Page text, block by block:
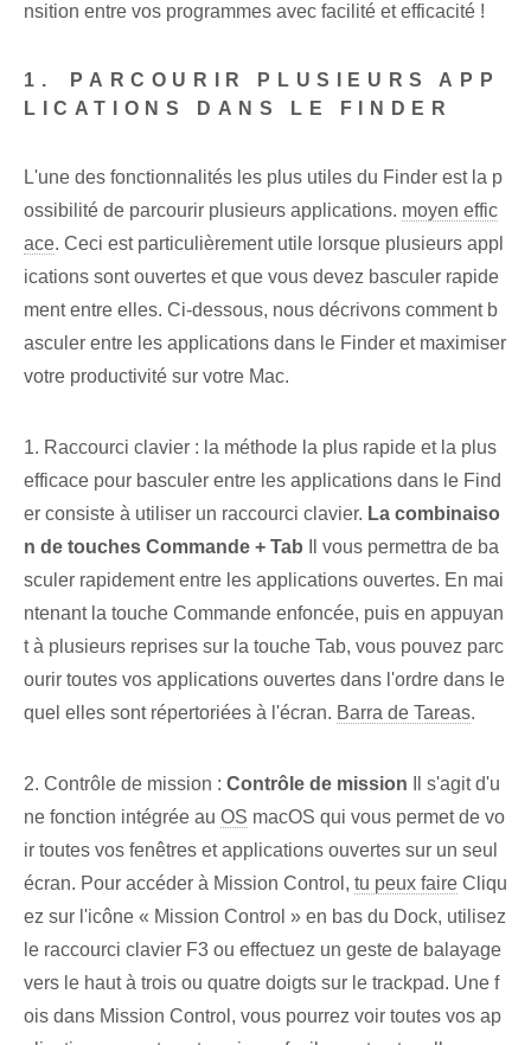
nsition entre vos programmes avec facilité et efficacité !
1. ⁤PARCOURIR PLUSIEURS‌ APP
LICATIONS DANS LE FINDER
L'une des fonctionnalités les plus utiles du Finder est la p
ossibilité de parcourir plusieurs applications. moyen effic
ace. Ceci est particulièrement utile lorsque plusieurs appl
ications sont ouvertes et que vous devez basculer rapide
ment entre elles. Ci-dessous, nous décrivons comment b
asculer entre les applications dans le Finder et maximiser
votre productivité sur votre Mac.
1. Raccourci clavier : la méthode la plus rapide et la plus
efficace pour basculer entre les applications dans le Find
er consiste à utiliser un raccourci clavier. La combinaiso
n de touches Commande + Tab Il vous permettra de ba
sculer rapidement entre les applications ouvertes. En mai
ntenant la touche Commande enfoncée, puis en appuyan
t à plusieurs reprises sur la touche Tab, vous pouvez parc
ourir toutes vos applications ouvertes dans l'ordre dans le
quel elles sont répertoriées à l'écran. Barra de Tareas.
2.⁤ Contrôle de mission : Contrôle de mission Il s'agit d'u
ne fonction intégrée au OS macOS qui vous permet de vo
ir toutes vos fenêtres et applications ouvertes sur un seul
écran. Pour accéder à Mission Control, tu peux faire Cliqu
ez sur l'icône « Mission Control » en bas⁢ du Dock, utilisez
le raccourci clavier F3 ou effectuez un geste de balayage
vers le haut à trois ou quatre doigts sur le trackpad. Une f
ois dans Mission Control, vous pourrez voir toutes vos ap